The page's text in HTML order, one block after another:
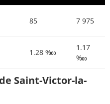
85 7 975
1.28 ‱
1.17
‱
Saint-Victor-la-